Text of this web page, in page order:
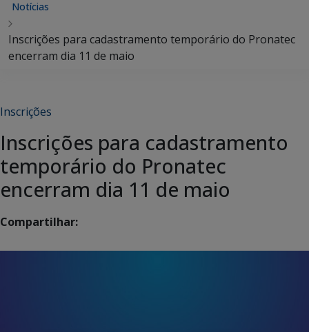
Notícias
Inscrições para cadastramento temporário do Pronatec
encerram dia 11 de maio
Inscrições
Inscrições para cadastramento
temporário do Pronatec
encerram dia 11 de maio
Compartilhar: